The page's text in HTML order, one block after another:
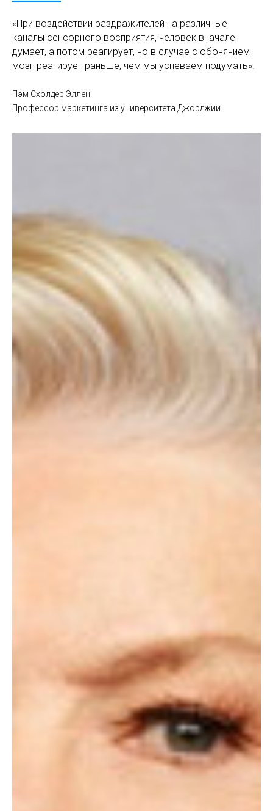
«При воздействии раздражителей на различные
каналы сенсорного восприятия, человек вначале
думает, а потом реагирует, но в случае с обонянием
мозг реагирует раньше, чем мы успеваем подумать».
Пэм Схолдер Эллен
Профессор маркетинга из университета Джорджии